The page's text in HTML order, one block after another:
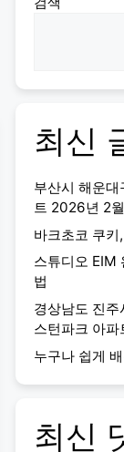
최신
부산시 해운
트 2026년 2
바크초코 쿠키
스튜디오 EIM
법
경상남도 진
스턴파크 아
누구나 쉽게
최신